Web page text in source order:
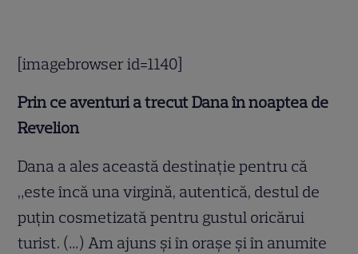
[imagebrowser id=1140]
Prin ce aventuri a trecut Dana în noaptea de
Revelion
Dana a ales această destinaţie pentru că
„este încă una virgină, autentică, destul de
puţin cosmetizată pentru gustul oricărui
turist. (…) Am ajuns şi în oraşe şi în anumite